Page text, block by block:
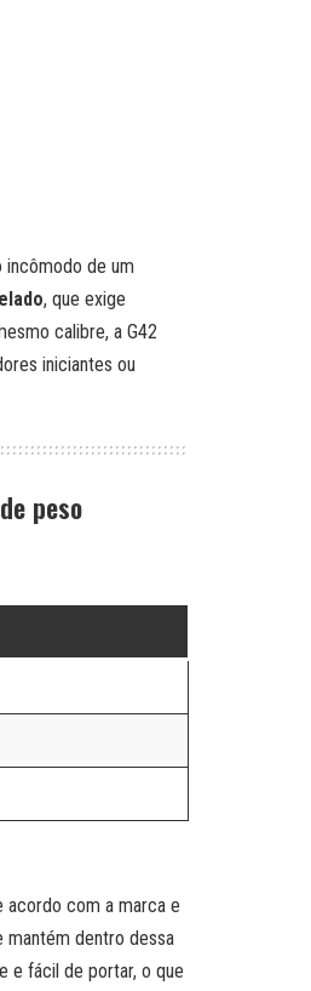
incômodo de um
, que exige
calibre, a G42
iniciantes ou
peso
acordo com a marca e
mantém dentro dessa
e fácil de portar, o que